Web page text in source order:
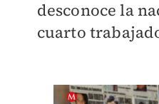
desconoce la
cuarto